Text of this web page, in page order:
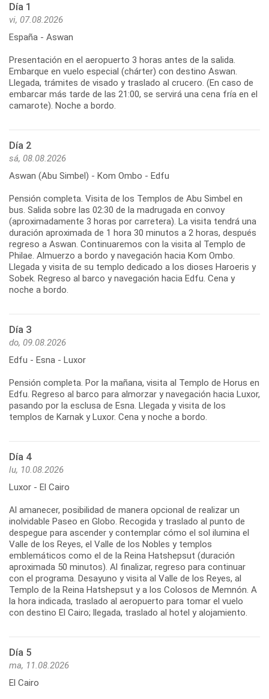
Día 1
vi, 07.08.2026
España - Aswan
Presentación en el aeropuerto 3 horas antes de la salida.
Embarque en vuelo especial (chárter) con destino Aswan.
Llegada, trámites de visado y traslado al crucero. (En caso de
embarcar más tarde de las 21:00, se servirá una cena fría en el
camarote). Noche a bordo.
Día 2
sá, 08.08.2026
Aswan (Abu Simbel) - Kom Ombo - Edfu
Pensión completa. Visita de los Templos de Abu Simbel en
bus. Salida sobre las 02:30 de la madrugada en convoy
(aproximadamente 3 horas por carretera). La visita tendrá una
duración aproximada de 1 hora 30 minutos a 2 horas, después
regreso a Aswan. Continuaremos con la visita al Templo de
Philae. Almuerzo a bordo y navegación hacia Kom Ombo.
Llegada y visita de su templo dedicado a los dioses Haroeris y
Sobek. Regreso al barco y navegación hacia Edfu. Cena y
noche a bordo.
Día 3
do, 09.08.2026
Edfu - Esna - Luxor
Pensión completa. Por la mañana, visita al Templo de Horus en
Edfu. Regreso al barco para almorzar y navegación hacia Luxor,
pasando por la esclusa de Esna. Llegada y visita de los
templos de Karnak y Luxor. Cena y noche a bordo.
Día 4
lu, 10.08.2026
Luxor - El Cairo
Al amanecer, posibilidad de manera opcional de realizar un
inolvidable Paseo en Globo. Recogida y traslado al punto de
despegue para ascender y contemplar cómo el sol ilumina el
Valle de los Reyes, el Valle de los Nobles y templos
emblemáticos como el de la Reina Hatshepsut (duración
aproximada 50 minutos). Al finalizar, regreso para continuar
con el programa. Desayuno y visita al Valle de los Reyes, al
Templo de la Reina Hatshepsut y a los Colosos de Memnón. A
la hora indicada, traslado al aeropuerto para tomar el vuelo
con destino El Cairo; llegada, traslado al hotel y alojamiento.
Día 5
ma, 11.08.2026
El Cairo